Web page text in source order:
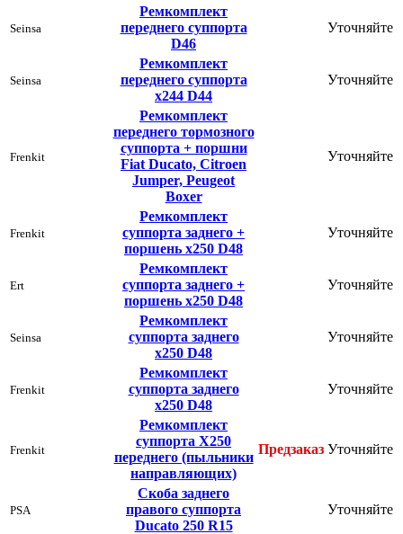
Seinsa
Ремкомплект
переднего суппорта
D46
Уточняйте
Seinsa
Ремкомплект
переднего суппорта
х244 D44
Уточняйте
Frenkit
Ремкомплект
переднего тормозного
суппорта + поршни
Fiat Ducato, Citroen
Jumper, Peugeot
Boxer
Уточняйте
Frenkit
Ремкомплект
суппорта заднего +
поршень х250 D48
Уточняйте
Ert
Ремкомплект
суппорта заднего +
поршень х250 D48
Уточняйте
Seinsa
Ремкомплект
суппорта заднего
х250 D48
Уточняйте
Frenkit
Ремкомплект
суппорта заднего
х250 D48
Уточняйте
Frenkit
Ремкомплект
суппорта Х250
переднего (пыльники
направляющих)
Предзаказ Уточняйте
PSA
Скоба заднего
правого суппорта
Ducato 250 R15
Уточняйте